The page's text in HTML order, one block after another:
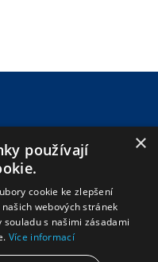
×
používají
cookie ke zlepšení
webových stránek
s našimi zásadami
Více informací